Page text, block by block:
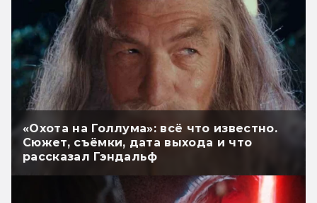
«Охота на Голлума»: всё что известно.
Сюжет, съёмки, дата выхода и что
рассказал Гэндальф